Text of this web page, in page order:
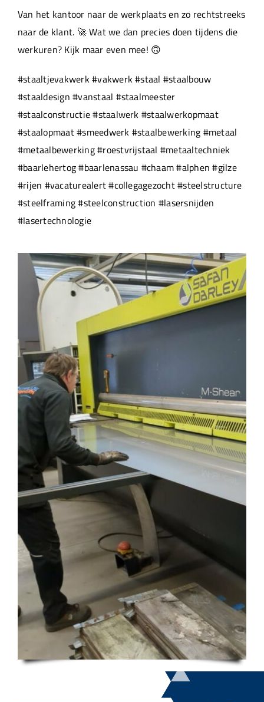
Werken bij
Van het kantoor naar de werkplaats en zo rechtstreeks
naar de klant. 🚀 Wat we dan precies doen tijdens die
werkuren? Kijk maar even mee! 🙃
#staaltjevakwerk #vakwerk #staal #staalbouw
#staaldesign #vanstaal #staalmeester
#staalconstructie #staalwerk #staalwerkopmaat
#staalopmaat #smeedwerk #staalbewerking #metaal
#metaalbewerking #roestvrijstaal #metaaltechniek
#baarlehertog #baarlenassau #chaam #alphen #gilze
#rijen #vacaturealert #collegagezocht #steelstructure
#steelframing #steelconstruction #lasersnijden
#lasertechnologie